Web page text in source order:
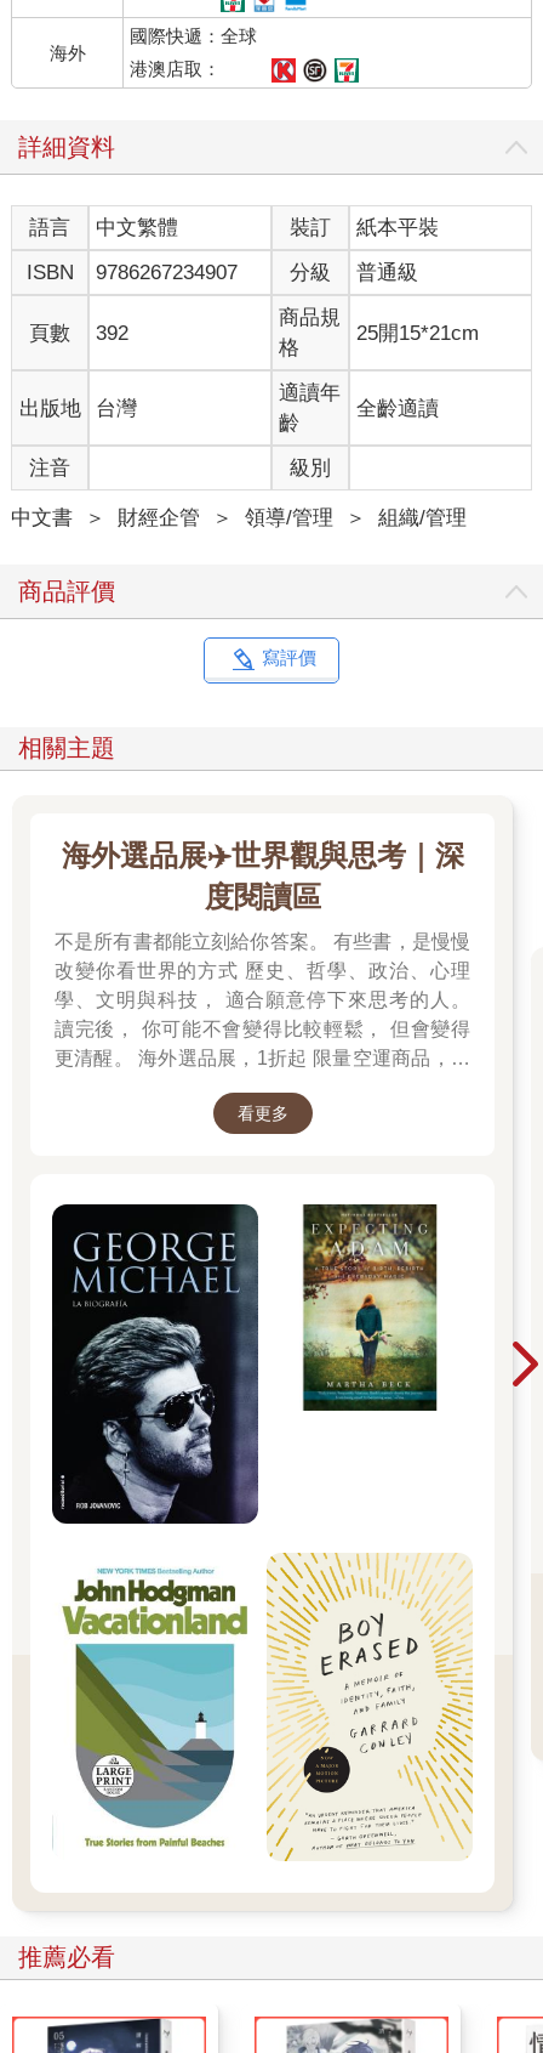
一個重大瑕疵。打擊率無法告訴你打者多久能打出一支安打，它
只能告訴你打者在排除掉他「選到保送、挨觸身球、打出高飛犧
牲打、犧牲觸擊成功，或是因為捕手妨礙打擊而上壘」以外的時
候，多久能打出一支安打。以上這些狀況都不計打數，但要計打
具價值的數據，本書會在後頭專章討論。）
所以打擊率為什麼要無視這些不是安打或不是單純出局的事件
呢？要知道在極端的狀況下，這些事件可以占到一名選手超過三
分之一的打席數。（貝瑞．邦茲﹝Barry Bonds﹞就曾兩度締造這
種紀錄，二○○二到二○○四年各一次，同時他也是史上唯一一個打
席數比打數高出過百分之五十以上的大聯盟球員。）關於這個問
題的答案……嗯，滿分的解釋還真不存在。我前面已經提到過了
最可能的理論，那就是當查德維克創造出打擊率的時候，這些被
排除的事件都還非常罕見，或是單純不被認為會涉及打者的技術
或努力，所以查德維克便索性選擇忽視這些事件。光是這點，就
可以讓你了解何以純用打擊率，或甚至以打擊率為主去評估打者
的表現，會疏漏太多關鍵的資訊。把打者用重要的選球能力拗到
的保送排除在分子外（讓分子只有安打數），也排除在分母外
（讓分母只有打數），將讓你看不到打者全季表現的完整面貌。
不過打擊率的罪過還不只是選擇性忽視而已。打擊率的分子部分
有的安打都一視同仁，不論你是一壘安打還是全壘打，在打擊率
的計算中都有著一樣的權重，即使我們都知道一壘安打跟全壘打
所以關於打者在某段時間內的表現，打擊率實際上告訴了我們什
麼？它告訴了我們打者在沒被四壞保送、沒被觸身保送、沒打出
時，其剩下的打席數有多常打出安打；它只告訴了我們打者打出
了一些安打，但沒告訴我們他都打了些什麼樣的安打。（所以才
我們長達一百多年後，仍舊在我們討論跟評價打者時帶有其不該
帶有的重要性，尤其是我們會因此高估聯盟打擊率的領先者，只
因為我們會說他們「贏得了」某種頭銜。我們容易受到混淆，是
從打擊率處獲得的並不都是假訊息，但我們會受到打擊率之假精
度的誤導，我們會以為打擊率精準到小數點後面三位數，就足以
讓我們總結出對某個球員的判斷。而想完整了解打擊率的缺陷大
到什麼程度，我們可以將之拿來跟其他更完備的數據比較。
我會常在這本書裡用上的一個基本統計工具，名為相關分析
然後得出一個數字在零與一之間，重點是這個數字會讓我們知道
這兩欄資料的相關性強弱，而讀者可以將之理解為這兩欄資料亦
強，意即當A數據變動時，B數據也會跟著變動。但這並不代表A
造成了B或B引發了A；你應該聽人說過「相關性並不能證明因果
關係」，因為相關分析能夠告訴我們的，只是兩組統計數據間看
不看得出某種關係。兩組數據之間的相關性背後可能是直接的因
果，也可能純屬巧合，但總之這項工具能讓我們知道的，就只有
兩個數據亦步亦趨的程度高低。在本書裡，我會經常在提及兩組
數據的相關性時表示是其中一個數據「預測」了另外一個。
在下表中，我使用了大聯盟球隊在二○一一到二○一五年這五個球
季中的統計數據來展示兩樣東西的相關性，一樣是整隊的四種常
用打者比率數據，另一樣則是這些球隊的單場平均得分。
與團隊單場平均得分的相關性
打擊率（0.749）
長打率（0.903）
整體攻擊指數（0.936）
打擊率與團隊得分的相關性不算低，大概有0.750。雖然這不能顯
示因果關係，但我們仍可以合理期待當一支球隊在其（沒什麼邏
輯的狹義）打數中累積愈多安打，其團隊得分就會愈高。但凡事
都是相對的，打擊率並不算差的表現還是輸給了另外兩種常用的
打者評價數據：上壘率與長打率。
上壘率（On-base percentage，簡稱OBP），顧名思義地採計了
打者安全上壘的次數，然後將之除以犧牲觸擊與妨礙打擊上壘以
外的所有打席數，藉此給出了打者能夠成功上壘的頻率。一個上
壘率四成的打者除了代表他可以在聯盟裡傲視群雄，也代表他有
四成的打席數可以上壘，其他六成的打席數會出局。放眼所有基
本的打擊數據，也就是那些你可以在棒球卡背面或比賽秩序冊裡
看到的數據，上壘率應該會是裡頭最重要的一個，因為它最可以
長打率（Slugging percentage，簡稱SLG）的計算近似打擊率，
面那個）仍舊是打數，但分子從安打數變成了壘打數。壘打數的
計算很簡單，一壘安打就是一，二壘安打是二，三壘安打是三，
海外
國際快遞：全球
港澳店取：
詳細資料
語言 中文繁體 裝訂
紙本平裝
ISBN
9786267234907 分級 普通級
頁數 392
商品規
格
25開15*21cm
出版地 台灣
適讀年
齡
全齡適讀
注音 級別
中文書 ＞ 財經企管 ＞ 領導/管理 ＞ 組織/管理
商品評價
寫評價
相關主題
海外選品展✈️世界觀與思考｜深
度閱讀區
不是所有書都能立刻給你答案。 有些書，是慢慢
改變你看世界的方式 歷史、哲學、政治、心理
學、文明與科技， 適合願意停下來思考的人。
讀完後， 你可能不會變得比較輕鬆， 但會變得
更清醒。 海外選品展，1折起 限量空運商品，先
看更多
推薦必看